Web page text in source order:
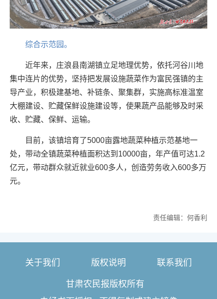
综合示范园。
近年来，庄浪县南湖镇立足地理优势，依托河谷川地
集中连片的优势，坚持把发展设施蔬菜作为富民强镇的主
导产业，积极建基地、补链条、聚集群，实施高标准温室
大棚建设、贮藏保鲜设施建设等，使果蔬产品能够及时采
收、贮藏、保鲜、运输。
目前，该镇培育了5000亩露地蔬菜种植示范基地一
处，带动全镇蔬菜种植面积达到10000亩，年产值可达1.2
亿元，带动群众就近就业600多人，创造劳务收入600多万
元。
责任编辑：何香利
关于我们 版权说明 联系我们
甘肃农民报版权所有